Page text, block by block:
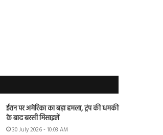
ईरान पर अमेरिका का बड़ा हमला, ट्रंप की धमकी
के बाद बरसी मिसाइलें
30 July 2026 - 10:03 AM